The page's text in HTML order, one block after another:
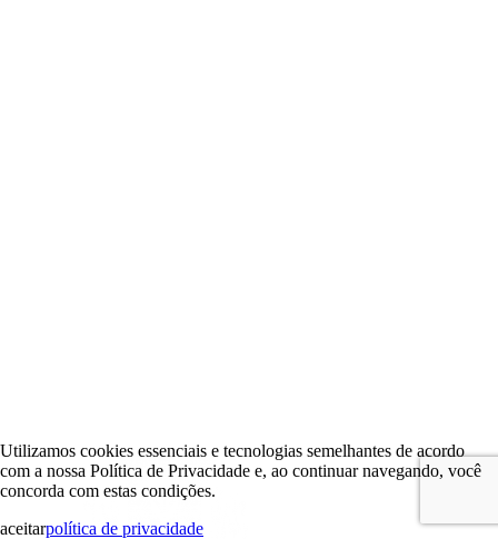
Utilizamos cookies essenciais e tecnologias semelhantes de acordo
com a nossa Política de Privacidade e, ao continuar navegando, você
concorda com estas condições.
aceitarpolítica de privacidade